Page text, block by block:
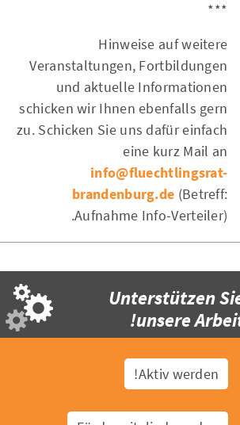
***
Hinweise auf weitere
Veranstaltungen, Fortbildungen
und aktuelle Informationen
schicken wir Ihnen ebenfalls gern
zu. Schicken Sie uns dafür einfach
eine kurz Mail an
info@fluechtlingsrat-
brandenburg.de (Betreff:
Aufnahme Info-Verteiler).
Unterstützen
unsere
Aktiv werden!